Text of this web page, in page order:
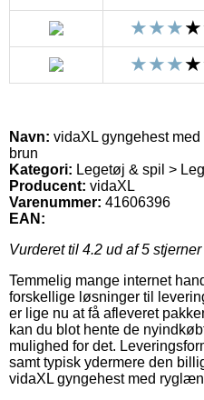
Navn: vidaXL gyngehest
brun
Kategori: Legetøj & spil >
Producent: vidaXL
Varenummer: 41606396
EAN:
Vurderet til 4.2 ud af 5
Temmelig mange internet
forskellige løsninger til
er lige nu at få afleveret
kan du blot hente de
mulighed for det.
samt typisk ydermere den
vidaXL gyngehest med